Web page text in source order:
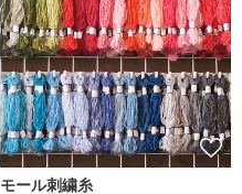
モール刺繍糸